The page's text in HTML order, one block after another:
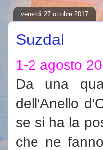
venerdì 27 ottobre 2017
Suzdal
1-2 agosto
Da una
dell'Anello
se si ha la
che ne